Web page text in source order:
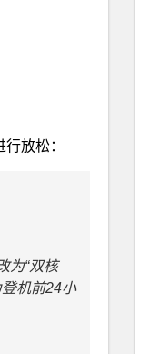
放松：
为“双核
机前24小